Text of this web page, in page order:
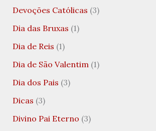
Devoções Católicas (3)
Dia das Bruxas (1)
Dia de Reis (1)
Dia de São Valentim(1)
Dia dos Pais (3)
Dicas (3)
Divino Pai Eterno (3)